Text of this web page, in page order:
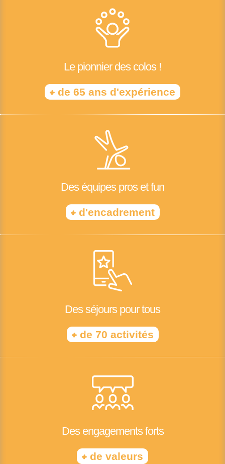
Le pionnier des colos !
+ de 65 ans d'expérience
Des équipes pros et fun
+d'encadrement
Des séjours pour tous
+de 70 activités
Des engagements forts
+ de valeurs